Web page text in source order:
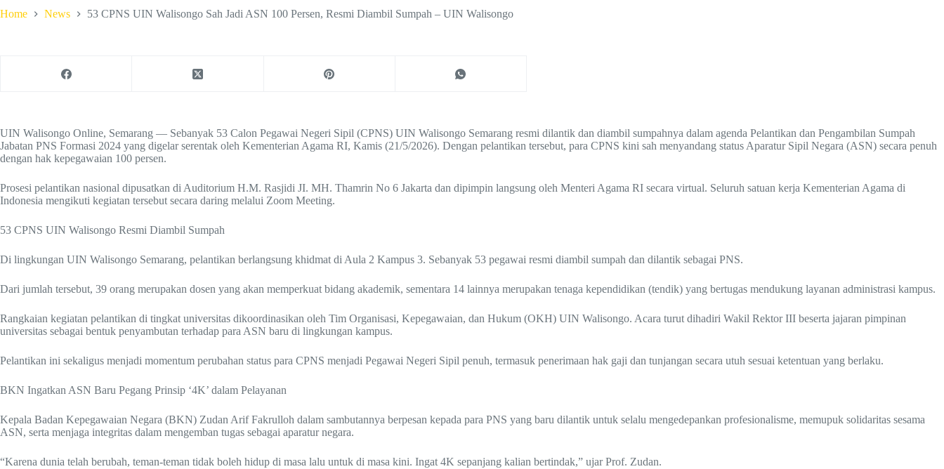
Home News 53 CPNS UIN Walisongo Sah Jadi ASN 100 Persen, Resmi Diambil Sumpah – UIN Walisongo
UIN Walisongo Online, Semarang — Sebanyak 53 Calon Pegawai Negeri Sipil (CPNS) UIN Walisongo Semarang resmi dilantik dan diambil sumpahnya dalam agenda Pelantikan dan Pengambilan Sumpah
Jabatan PNS Formasi 2024 yang digelar serentak oleh Kementerian Agama RI, Kamis (21/5/2026). Dengan pelantikan tersebut, para CPNS kini sah menyandang status Aparatur Sipil Negara (ASN) secara penuh
dengan hak kepegawaian 100 persen.
Prosesi pelantikan nasional dipusatkan di Auditorium H.M. Rasjidi JI. MH. Thamrin No 6 Jakarta dan dipimpin langsung oleh Menteri Agama RI secara virtual. Seluruh satuan kerja Kementerian Agama di
Indonesia mengikuti kegiatan tersebut secara daring melalui Zoom Meeting.
53 CPNS UIN Walisongo Resmi Diambil Sumpah
Di lingkungan UIN Walisongo Semarang, pelantikan berlangsung khidmat di Aula 2 Kampus 3. Sebanyak 53 pegawai resmi diambil sumpah dan dilantik sebagai PNS.
Dari jumlah tersebut, 39 orang merupakan dosen yang akan memperkuat bidang akademik, sementara 14 lainnya merupakan tenaga kependidikan (tendik) yang bertugas mendukung layanan administrasi kampus.
Rangkaian kegiatan pelantikan di tingkat universitas dikoordinasikan oleh Tim Organisasi, Kepegawaian, dan Hukum (OKH) UIN Walisongo. Acara turut dihadiri Wakil Rektor III beserta jajaran pimpinan
universitas sebagai bentuk penyambutan terhadap para ASN baru di lingkungan kampus.
Pelantikan ini sekaligus menjadi momentum perubahan status para CPNS menjadi Pegawai Negeri Sipil penuh, termasuk penerimaan hak gaji dan tunjangan secara utuh sesuai ketentuan yang berlaku.
BKN Ingatkan ASN Baru Pegang Prinsip ‘4K’ dalam Pelayanan
Kepala Badan Kepegawaian Negara (BKN) Zudan Arif Fakrulloh dalam sambutannya berpesan kepada para PNS yang baru dilantik untuk selalu mengedepankan profesionalisme, memupuk solidaritas sesama
ASN, serta menjaga integritas dalam mengemban tugas sebagai aparatur negara.
“Karena dunia telah berubah, teman-teman tidak boleh hidup di masa lalu untuk di masa kini. Ingat 4K sepanjang kalian bertindak,” ujar Prof. Zudan.